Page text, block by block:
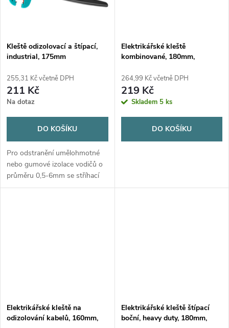
Kleště odizolovací a štípací,
industrial, 175mm
255,31 Kč včetně DPH
211 Kč
Na dotaz
DO KOŠÍKU
Pro odstranění umělohmotné
nebo gumové izolace vodičů o
průměru 0,5-6mm se stříhací
funkcí, TPR rukojeť.
Elektrikářské kleště
kombinované, 180mm,
264,99 Kč včetně DPH
219 Kč
Skladem 5 ks
DO KOŠÍKU
Elektrikářské kleště na
odizolování kabelů, 160mm,
Elektrikářské kleště štípací
boční, heavy duty, 180mm,